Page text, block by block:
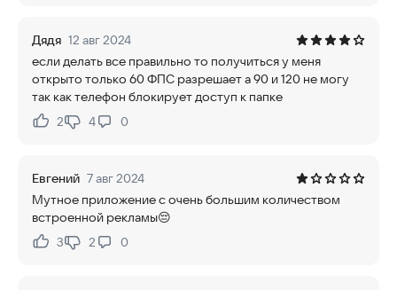
Дядя 12 авг 2024
если делать все правильно то получиться у меня
открыто только 60 ФПС разрешает а 90 и 120 не могу
так как телефон блокирует доступ к папке
Нравится:
2Не нравится:
4 0
Евгений 7 авг 2024
Мутное приложение с очень большим количеством
встроенной рекламы😔
Нравится:
3Не нравится:
2 0